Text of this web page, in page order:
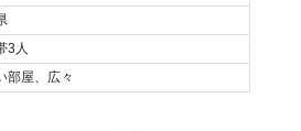
3人
部屋、広々